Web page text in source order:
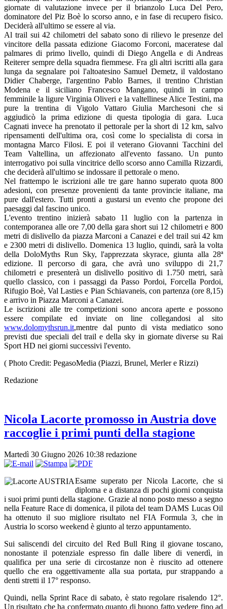
giornate di valutazione invece per il brianzolo Luca Del Pero,
dominatore del Piz Boè lo scorso anno, e in fase di recupero fisico.
Deciderà all'ultimo se essere al via.
Al trail sui 42 chilometri del sabato sono di rilievo le presenze del
vincitore della passata edizione Giacomo Forconi, maceratese dal
palmares di primo livello, quindi di Diego Angella e di Andreas
Reiterer sempre della squadra fiemmese. Fra gli altri iscritti alla gara
lunga da segnalare poi l'altoatesino Samuel Demetz, il valdostano
Didier Chaberge, l'argentino Pablo Barnes, il trentino Christian
Modena e il siciliano Francesco Mangano, quindi in campo
femminile la ligure Virginia Oliveri e la valtellinese Alice Testini, ma
pure la trentina di Vigolo Vattaro Giulia Marchesoni che si
aggiudicò la prima edizione di questa tipologia di gara. Luca
Cagnati invece ha prenotato il pettorale per la short di 12 km, salvo
ripensamenti dell'ultima ora, così come lo specialista di corsa in
montagna Marco Filosi. E poi il veterano Giovanni Tacchini del
Team Valtellina, un affezionato all'evento fassano. Un punto
interrogativo poi sulla vincitrice dello scorso anno Camilla Rizzardi,
che deciderà all'ultimo se indossare il pettorale o meno.
Nel frattempo le iscrizioni alle tre gare hanno superato quota 800
adesioni, con presenze provenienti da tante provincie italiane, ma
pure dall'estero. Tutti pronti a gustarsi un evento che propone dei
paesaggi dal fascino unico.
L'evento trentino inizierà sabato 11 luglio con la partenza in
contemporanea alle ore 7,00 della gara short sui 12 chilometri e 800
metri di dislivello da piazza Marconi a Canazei e del trail sui 42 km
e 2300 metri di dislivello. Domenica 13 luglio, quindi, sarà la volta
della DoloMyths Run Sky, l'apprezzata skyrace, giunta alla 28ª
edizione. Il percorso di gara, che avrà uno sviluppo di 21,7
chilometri e presenterà un dislivello positivo di 1.750 metri, sarà
quello classico, con i passaggi da Passo Pordoi, Forcella Pordoi,
Rifugio Boè, Val Lasties e Pian Schiavaneis, con partenza (ore 8,15)
e arrivo in Piazza Marconi a Canazei.
Le iscrizioni alle tre competizioni sono ancora aperte e possono
essere compilate ed inviate on line collegandosi al sito
www.dolomythsrun.it,mentre dal punto di vista mediatico sono
previsti due speciali del trail e della sky in giornate diverse su Rai
Sport HD nei giorni successivi l'evento.
( Photo Credit: PegasoMedia (Piazzi, Brunel, Merler e Rizzi)
Redazione
Nicola Lacorte promosso in Austria dove
raccoglie i primi punti della stagione
Martedì 30 Giugno 2026 10:38 redazione
Esame superato per Nicola Lacorte, che si
diploma e a distanza di pochi giorni conquista
i suoi primi punti della stagione. Grazie al nono posto messo a segno
nella Feature Race di domenica, il pilota del team DAMS Lucas Oil
ha ottenuto il suo migliore risultato nel FIA Formula 3, che in
Austria lo scorso weekend è giunto al terzo appuntamento.
Sui saliscendi del circuito del Red Bull Ring il giovane toscano,
nonostante il potenziale espresso fin dalle libere di venerdì, in
qualifica per una serie di circostanze non è riuscito ad ottenere
quello che era oggettivamente alla sua portata, pur strappando a
denti stretti il 17° responso.
Quindi, nella Sprint Race di sabato, è stato regolare risalendo 12°.
Un risultato che ha confermato quanto di buono fatto vedere fino ad